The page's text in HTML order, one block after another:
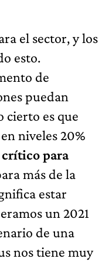
el sector, y los
esto.
de
puedan
cierto es que
niveles 20%
crítico para
más de la
estar
un 2021
de una
nos tiene muy